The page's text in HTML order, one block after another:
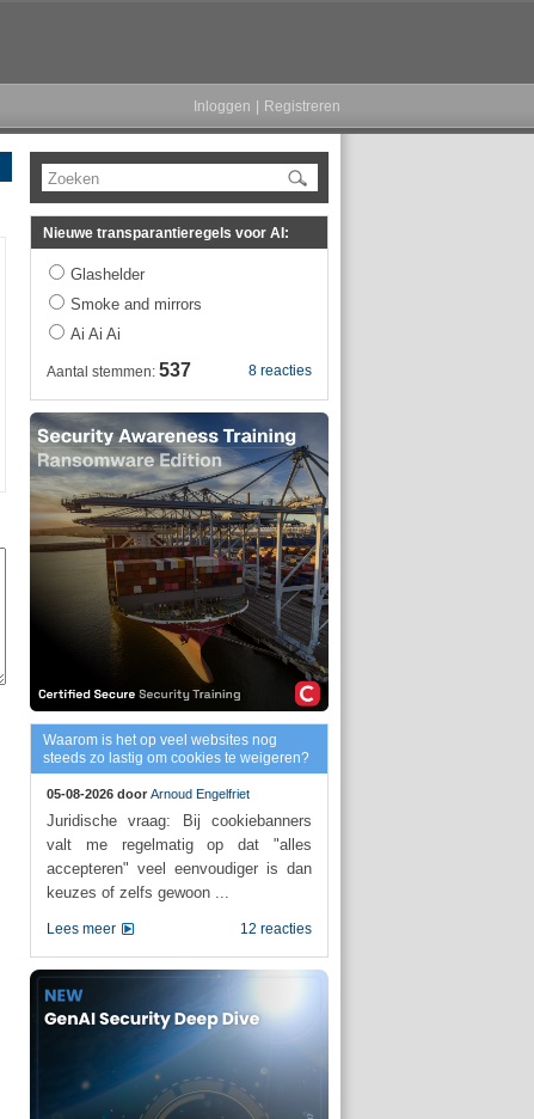
Inloggen Registreren
Zoeken
Nieuwe transparantieregels voor AI:
Glashelder
Smoke and mirrors
Ai Ai Ai
8 reacties
Aantal stemmen: 537
Waarom is het op veel websites nog
steeds zo lastig om cookies te weigeren?
05-08-2026 door Arnoud Engelfriet
Juridische vraag: Bij cookiebanners
valt me regelmatig op dat "alles
accepteren" veel eenvoudiger is dan
keuzes of zelfs gewoon ...
12 reacties
Lees meer